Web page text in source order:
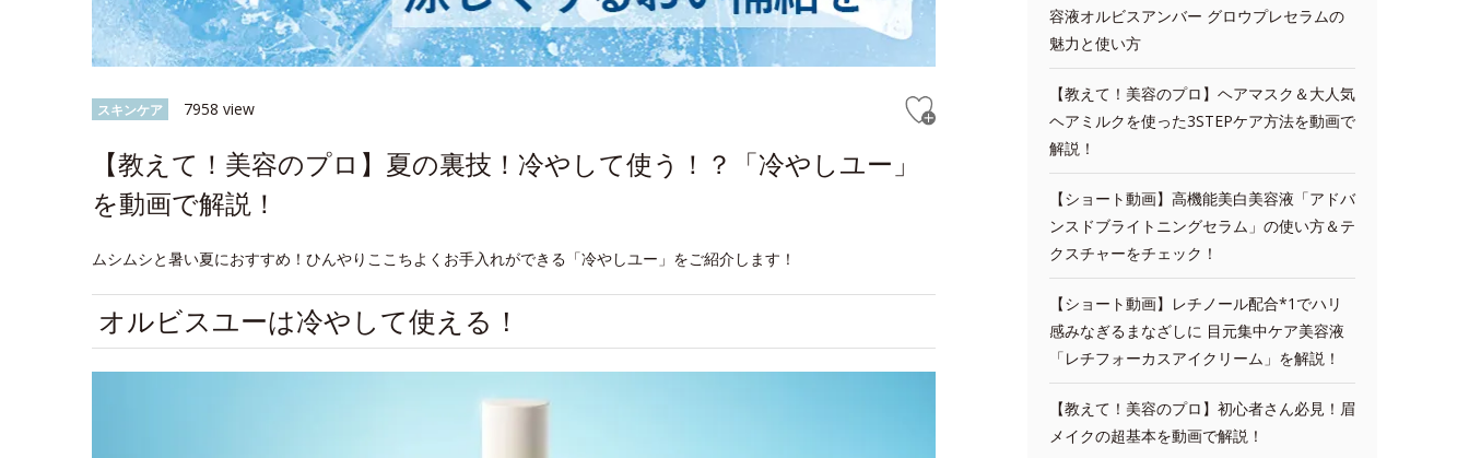
スキンケア 7958 view
【教えて！美容のプロ】夏の裏技！冷やして使う！？「冷やしユー」
を動画で解説！
ムシムシと暑い夏におすすめ！ひんやりここちよくお手入れができる「冷やしユー」をご紹介します！
オルビスユーは冷やして使える！
容液オルビスアンバー グロウプレセラムの
魅力と使い方
【教えて！美容のプロ】ヘアマスク＆大人気
ヘアミルクを使った3STEPケア方法を動画で
解説！
【ショート動画】高機能美白美容液「アドバ
ンスドブライトニングセラム」の使い方＆テ
クスチャーをチェック！
【ショート動画】レチノール配合*1でハリ
感みなぎるまなざしに 目元集中ケア美容液
「レチフォーカスアイクリーム」を解説！
【教えて！美容のプロ】初心者さん必見！眉
メイクの超基本を動画で解説！